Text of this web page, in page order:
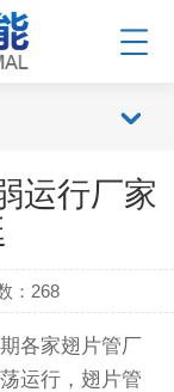
运行厂家
： 268
各家翅片管厂
运行， 翅片管